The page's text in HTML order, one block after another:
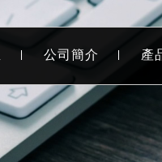
公司簡介 產